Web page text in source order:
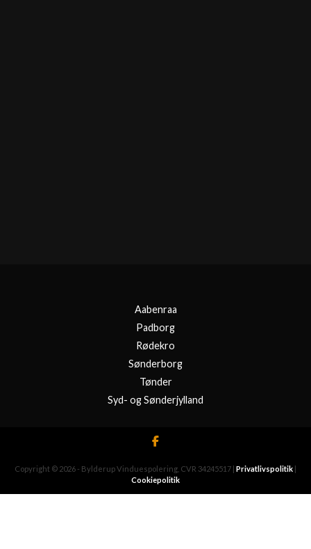
Aabenraa
Padborg
Rødekro
Sønderborg
Tønder
Syd- og Sønderjylland
Copyright © 2026 - Bylderup Vinduespolering , CVR 34245517 | Privatlivspolitik |
Cookiepolitik